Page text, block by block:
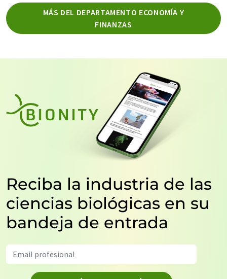
MÁS DEL DEPARTAMENTO ECONOMÍA Y
FINANZAS
Reciba la industria de las
ciencias biológicas en su
bandeja de entrada